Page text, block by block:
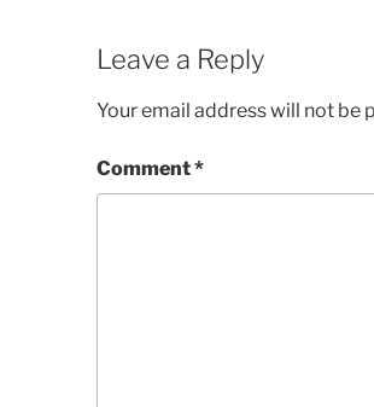
Leave a Reply
Your email address will not be
Comment*